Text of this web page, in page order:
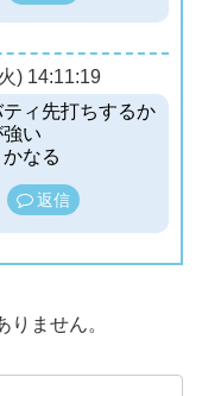
) 14:11:19
ィ先打ちするか
い
なる
返信
りません。